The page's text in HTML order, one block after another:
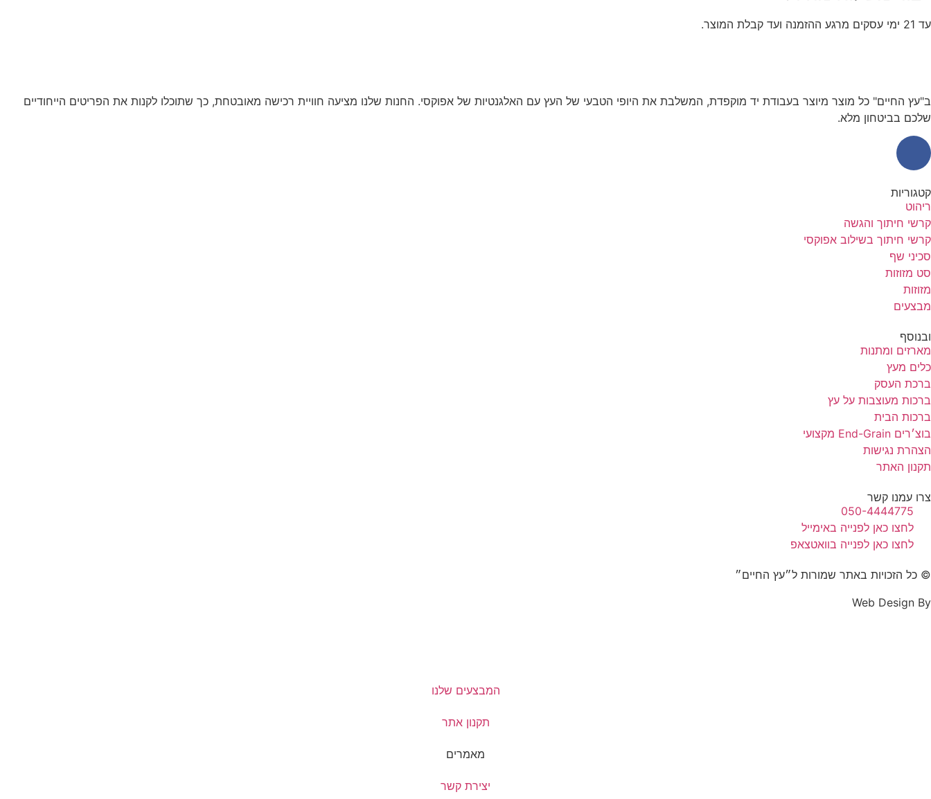
עד 21 ימי עסקים מרגע ההזמנה ועד קבלת המוצר.
ב"עץ החיים" כל מוצר מיוצר בעבודת יד מוקפדת, המשלבת את היופי הטבעי של העץ עם האלגנטיות של אפוקסי. החנות שלנו מציעה חוויית רכישה מאובטחת, כך שתוכלו לקנות את הפריטים הייחודיים
שלכם בביטחון מלא.
קטגוריות
ריהוט
קרשי חיתוך והגשה
קרשי חיתוך בשילוב אפוקסי
סכיני שף
סט מזוזות
מזוזות
מבצעים
ובנוסף
מארזים ומתנות
כלים מעץ
ברכת העסק
ברכות מעוצבות על עץ
ברכות הבית
בוצ׳רים End-Grain מקצועי
הצהרת נגישות
תקנון האתר
צרו עמנו קשר
050-4444775
לחצו כאן לפנייה באימייל
לחצו כאן לפנייה בוואטצאפ
© כל הזכויות באתר שמורות ל״עץ החיים״
Web Design By
המבצעים שלנו
תקנון אתר
מאמרים
יצירת קשר